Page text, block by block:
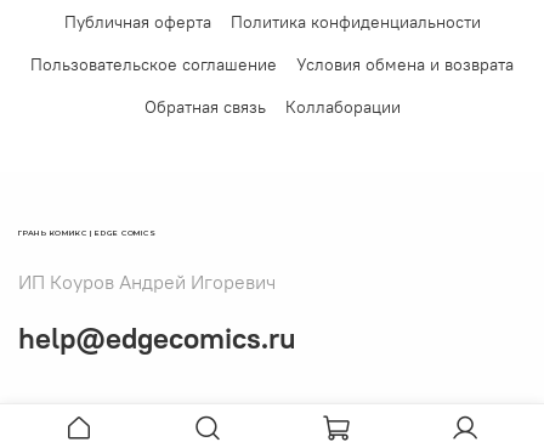
Публичная оферта
Политика конфиденциальности
Пользовательское соглашение
Условия обмена и возврата
Обратная связь
Коллаборации
ГРАНЬ КОМИКС | EDGE COMICS
ИП Коуров Андрей Игоревич
help@edgecomics.ru